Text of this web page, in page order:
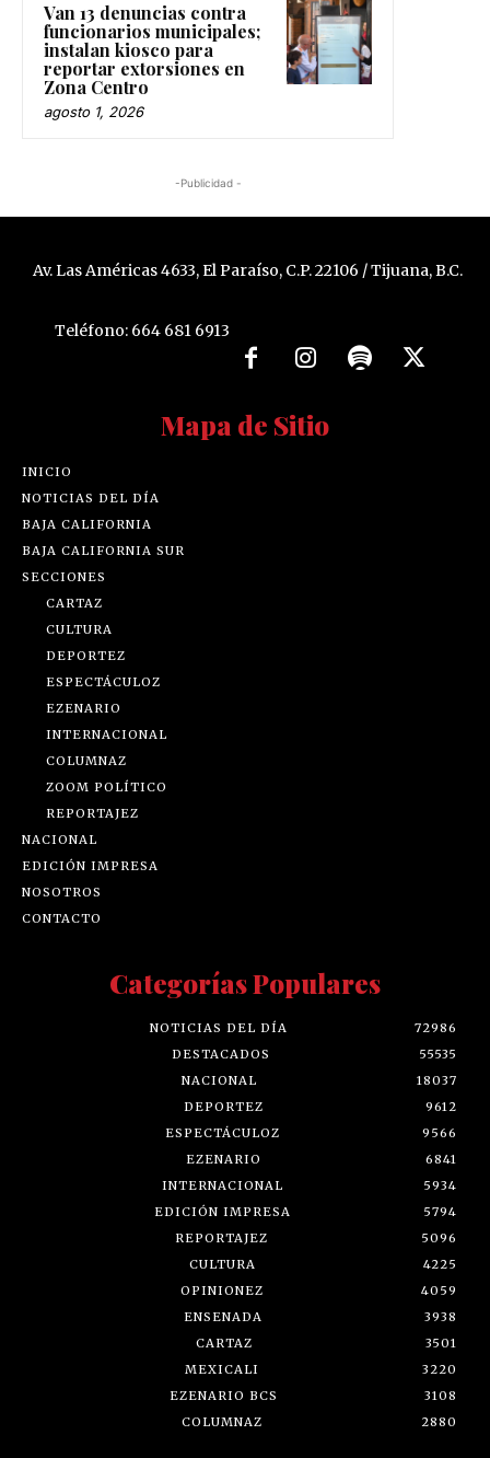
Van 13 denuncias contra
funcionarios municipales;
instalan kiosco para
reportar extorsiones en
Zona Centro
agosto 1, 2026
-Publicidad -
Av. Las Américas 4633, El Paraíso, C.P. 22106 / Tijuana, B.C.
Teléfono: 664 681 6913
Mapa de Sitio
INICIO
NOTICIAS DEL DÍA
BAJA CALIFORNIA
BAJA CALIFORNIA SUR
SECCIONES
CARTAZ
CULTURA
DEPORTEZ
ESPECTÁCULOZ
EZENARIO
INTERNACIONAL
COLUMNAZ
ZOOM POLÍTICO
REPORTAJEZ
NACIONAL
EDICIÓN IMPRESA
NOSOTROS
CONTACTO
Categorías Populares
NOTICIAS DEL DÍA
72986
DESTACADOS
55535
NACIONAL
18037
DEPORTEZ
9612
ESPECTÁCULOZ
9566
EZENARIO
6841
INTERNACIONAL
5934
EDICIÓN IMPRESA
5794
REPORTAJEZ
5096
CULTURA
4225
OPINIONEZ
4059
ENSENADA
3938
CARTAZ
3501
MEXICALI
3220
EZENARIO BCS
3108
COLUMNAZ
2880